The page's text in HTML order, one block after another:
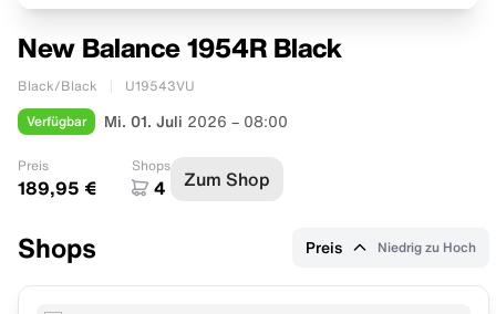
New Balance 1954R Black
Black/Black U19543VU
Verfügbar Mi. 01. Juli 2026 – 08:00
Preis
189,95 €
Shops
4 Zum Shop
Shops Preis Niedrig zu Hoch